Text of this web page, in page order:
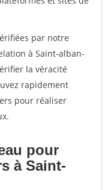
par notre
à Saint-alban-
la véracité
rapidement
pour réaliser
pour
à Saint-